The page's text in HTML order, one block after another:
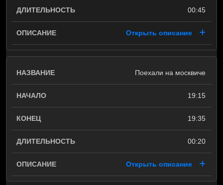
00:45
Открыть описание
Поехали на москвиче
19:15
19:35
00:20
Открыть описание